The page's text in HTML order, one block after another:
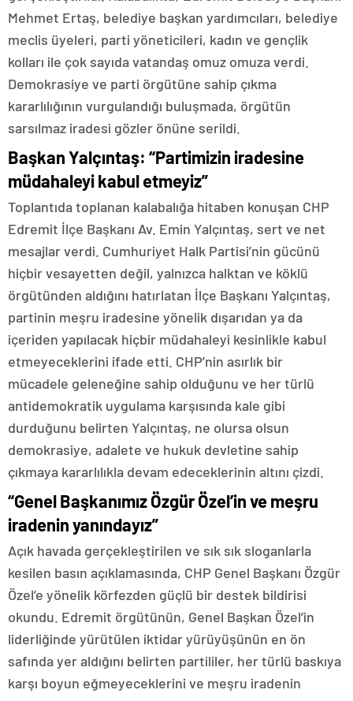
Mehmet Ertaş, belediye başkan yardımcıları, belediye
meclis üyeleri, parti yöneticileri, kadın ve gençlik
kolları ile çok sayıda vatandaş omuz omuza verdi.
Demokrasiye ve parti örgütüne sahip çıkma
kararlılığının vurgulandığı buluşmada, örgütün
sarsılmaz iradesi gözler önüne serildi.
Başkan Yalçıntaş: “Partimizin iradesine
müdahaleyi kabul etmeyiz”
Toplantıda toplanan kalabalığa hitaben konuşan CHP
Edremit İlçe Başkanı Av. Emin Yalçıntaş, sert ve net
mesajlar verdi. Cumhuriyet Halk Partisi’nin gücünü
hiçbir vesayetten değil, yalnızca halktan ve köklü
örgütünden aldığını hatırlatan İlçe Başkanı Yalçıntaş,
partinin meşru iradesine yönelik dışarıdan ya da
içeriden yapılacak hiçbir müdahaleyi kesinlikle kabul
etmeyeceklerini ifade etti. CHP’nin asırlık bir
mücadele geleneğine sahip olduğunu ve her türlü
antidemokratik uygulama karşısında kale gibi
durduğunu belirten Yalçıntaş, ne olursa olsun
demokrasiye, adalete ve hukuk devletine sahip
çıkmaya kararlılıkla devam edeceklerinin altını çizdi.
“Genel Başkanımız Özgür Özel’in ve meşru
iradenin yanındayız”
Açık havada gerçekleştirilen ve sık sık sloganlarla
kesilen basın açıklamasında, CHP Genel Başkanı Özgür
Özel’e yönelik körfezden güçlü bir destek bildirisi
okundu. Edremit örgütünün, Genel Başkan Özel’in
liderliğinde yürütülen iktidar yürüyüşünün en ön
safında yer aldığını belirten partililer, her türlü baskıya
karşı boyun eğmeyeceklerini ve meşru iradenin